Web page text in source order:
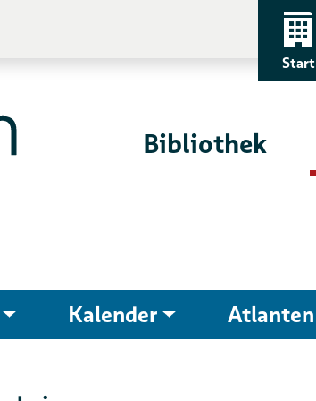
Start
Bibliothek
Kalender Atlanten